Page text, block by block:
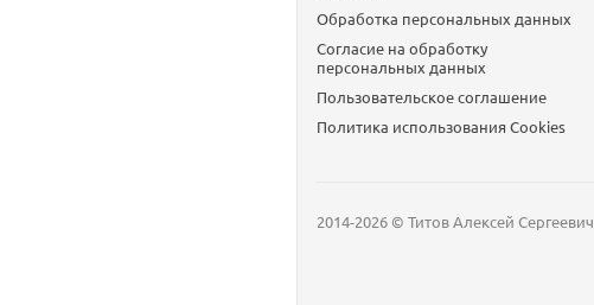
Обработка персональных данных
Согласие на обработку
персональных данных
Пользовательское соглашение
Политика использования Сookies
2014-2026 © Титов Алексей Сергеевич